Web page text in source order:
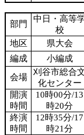
部門
中日・高等
校
地区
県大会
編成
小編成
会場
刈谷市総合
化センター
開演
時間
10時00分/13
時20分
終演
時間
12時35分/17
時21分